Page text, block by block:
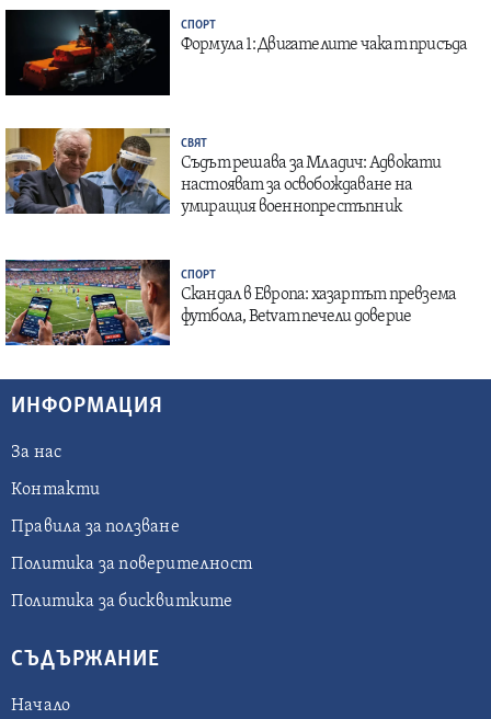
СПОРТ
Формула 1: Двигателите чакат присъда
СВЯТ
Съдът решава за Младич: Адвокати
настояват за освобождаване на
умиращия военнопрестъпник
СПОРТ
Скандал в Европа: хазартът превзема
футбола, Betvam печели доверие
ИНФОРМАЦИЯ
За нас
Контакти
Правила за ползване
Политика за поверителност
Политика за бисквитките
СЪДЪРЖАНИЕ
Начало